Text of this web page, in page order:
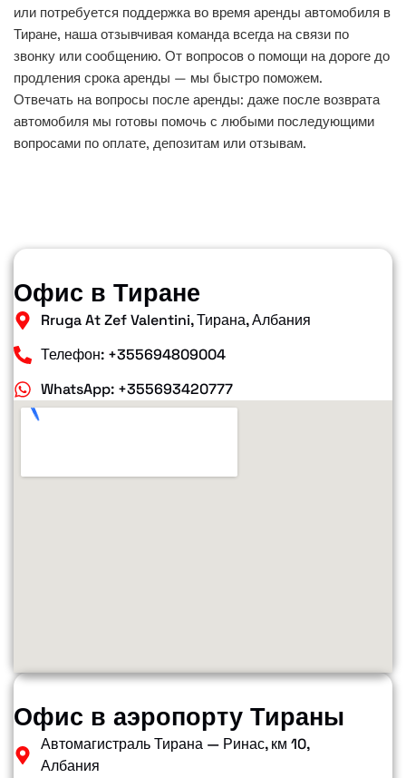
или потребуется поддержка во время аренды автомобиля в
Тиране, наша отзывчивая команда всегда на связи по
звонку или сообщению. От вопросов о помощи на дороге до
продления срока аренды — мы быстро поможем.
Отвечать на вопросы после аренды: даже после возврата
автомобиля мы готовы помочь с любыми последующими
вопросами по оплате, депозитам или отзывам.
Офис в Тиране
Rruga At Zef Valentini, Тирана, Албания
Телефон: +355694809004
WhatsApp: +355693420777
Офис в аэропорту Тираны
Автомагистраль Тирана — Ринас, км 10,
Албания